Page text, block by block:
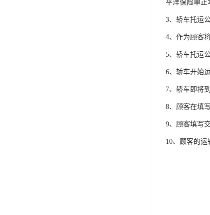
平洋保险单正
3、轿车托运
4、作为顾客
5、轿车托运
6、轿车开始
7、轿车即将
8、顾客在填
9、顾客填写
10、顾客的